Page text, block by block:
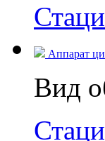
Аппарат
Вид